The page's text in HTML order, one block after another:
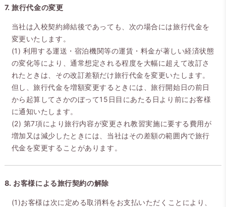
7. 旅行代金の変更
当社は入校契約締結後であっても、次の場合には旅行代金を
変更いたします。
(1) 利用する運送・宿泊機関等の運賃・料金が著しい経済状態
の変化等により、通常想定される程度を大幅に超えて改訂さ
れたときは、その改訂差額だけ旅行代金を変更いたします。
但し、旅行代金を増額変更するときには、旅行開始日の前日
から起算してさかのぼって15日目にあたる日より前にお客様
に通知いたします。
(2) 第7項により旅行内容が変更され教習実施に要する費用が
増加又は減少したときには、当社はその差額の範囲内で旅行
代金を変更することがあります。
8. お客様による旅行契約の解除
(1)お客様は次に定める取消料をお支払いただくことにより、